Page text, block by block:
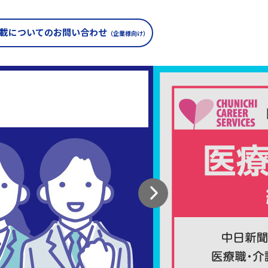
についてのお問い合わせ （企業様向け）